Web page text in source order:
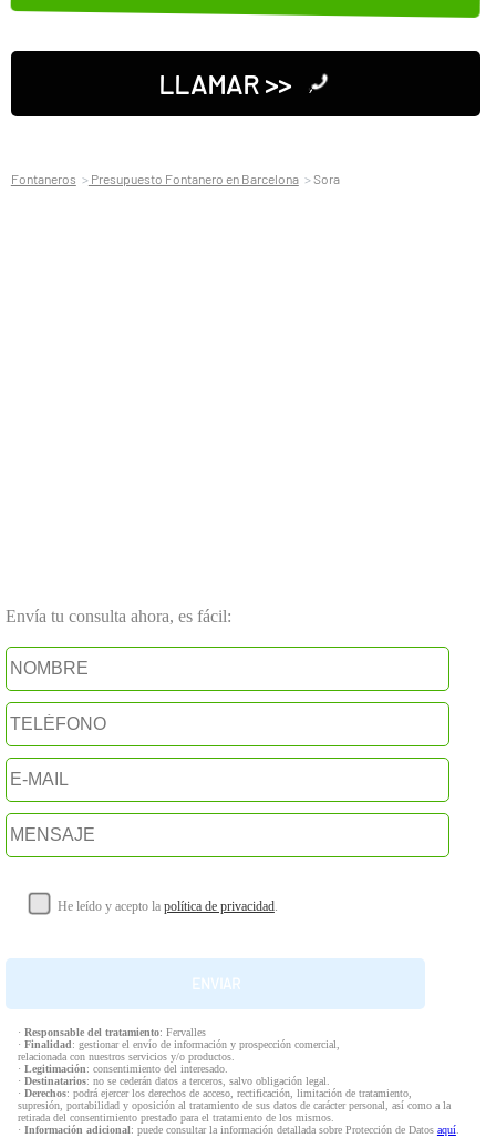
LLAMAR >>
Fontaneros Presupuesto Fontanero en Barcelona Sora
Envía tu consulta ahora, es fácil:
He leído y acepto la política de privacidad.
· Responsable del tratamiento: Fervalles
· Finalidad: gestionar el envío de información y prospección comercial,
relacionada con nuestros servicios y/o productos.
· Legitimación: consentimiento del interesado.
· Destinatarios: no se cederán datos a terceros, salvo obligación legal.
· Derechos: podrá ejercer los derechos de acceso, rectificación, limitación de tratamiento,
supresión, portabilidad y oposición al tratamiento de sus datos de carácter personal, así como a la
retirada del consentimiento prestado para el tratamiento de los mismos.
· Información adicional: puede consultar la información detallada sobre Protección de Datos aquí.